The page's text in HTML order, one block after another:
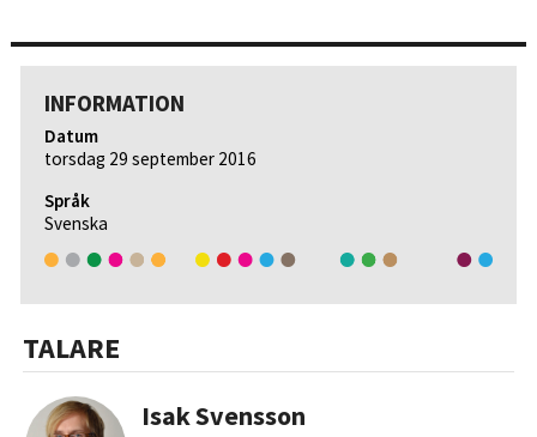
INFORMATION
Datum
torsdag 29 september 2016
Språk
Svenska
TALARE
Isak Svensson